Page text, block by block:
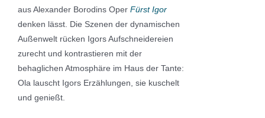
aus Alexander Borodins Oper Fürst Igor
denken lässt. Die Szenen der dynamischen
Außenwelt rücken Igors Aufschneidereien
zurecht und kontrastieren mit der
behaglichen Atmosphäre im Haus der Tante:
Ola lauscht Igors Erzählungen, sie kuschelt
und genießt.